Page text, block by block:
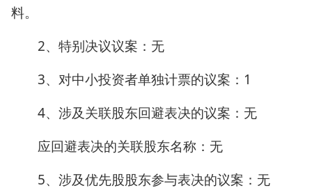
料。
2、特别决议议案：无
3、对中小投资者单独计票的议案：1
4、涉及关联股东回避表决的议案：无
应回避表决的关联股东名称：无
5、涉及优先股股东参与表决的议案：无